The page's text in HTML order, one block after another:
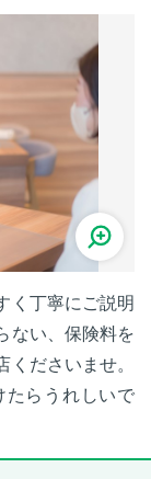
く丁寧にご説明
ない、保険料を
ださいませ。
たらうれしいで